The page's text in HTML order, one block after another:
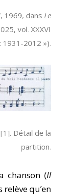
, 1969, dans Le
vol. XXXVI
1931-2012 »).
Détail de la
partition.
chanson (Il
relève qu’en